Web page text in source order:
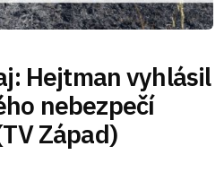
Hejtman vyhlásil
nebezpečí
Západ)